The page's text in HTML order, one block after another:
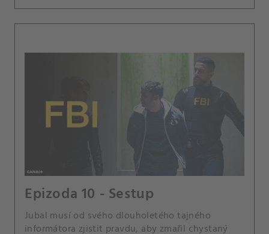
Epizoda 10 - Sestup
Jubal musí od svého dlouholetého tajného
informátora zjistit pravdu, aby zmařil chystaný